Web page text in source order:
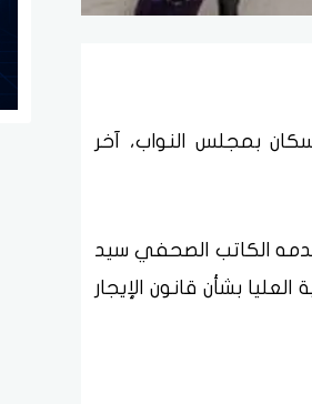
بمجلس النواب، آخر
الكاتب الصحفي سيد
بشأن قانون الإيجار